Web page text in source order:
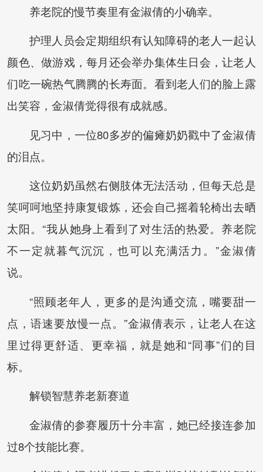
养老院的慢节奏里有金淑倩的小确幸。
护理人员会定期组织有认知障碍的老人一起认
颜色、做游戏，每月还会举办集体生日会，让老人
们吃一碗热气腾腾的长寿面。看到老人们的脸上露
出笑容，金淑倩觉得很有成就感。
见习中，一位80多岁的偏瘫奶奶戳中了金淑倩
的泪点。
这位奶奶虽然右侧肢体无法活动，但每天总是
笑呵呵地坚持康复锻炼，还会自己摇着轮椅出去晒
太阳。“我从她身上看到了对生活的热爱。养老院
不一定就暮气沉沉，也可以充满活力。”金淑倩
说。
“照顾老年人，更多的是沟通交流，嘴要甜一
点，语速要放慢一点。”金淑倩表示，让老人在这
里过得更舒适、更幸福，就是她和“同事”们的目
标。
解锁智慧养老新赛道
金淑倩的参赛履历十分丰富，她已经接连参加
过8个技能比赛。